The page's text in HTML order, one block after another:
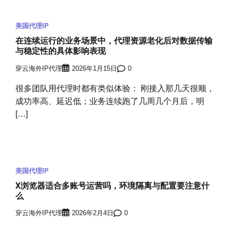
美国代理IP
在连续运行的业务场景中，代理资源老化后对数据传输
与稳定性的具体影响表现
穿云海外IP代理 2026年1月15日 0
很多团队用代理时都有类似体验： 刚接入那几天很顺，
成功率高、延迟低；业务连续跑了几周几个月后，明
[…]
美国代理IP
X浏览器适合多账号运营吗，环境隔离与配置要注意什
么
穿云海外IP代理 2026年2月4日 0